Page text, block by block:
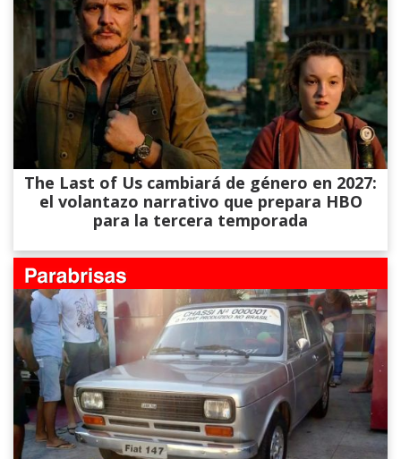
The Last of Us cambiará de género en 2027:
el volantazo narrativo que prepara HBO
para la tercera temporada